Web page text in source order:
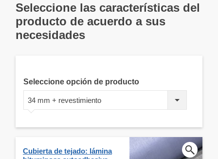
Seleccione las características del
producto de acuerdo a sus
necesidades
Seleccione opción de producto
34 mm + revestimiento
Cubierta de tejado: lámina